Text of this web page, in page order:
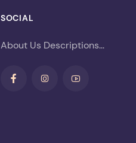
SOCIAL
About Us Descriptions...